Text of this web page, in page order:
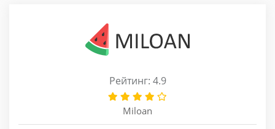
Рейтинг: 4.9
Miloan